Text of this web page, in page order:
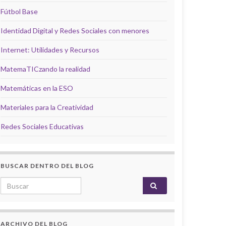
Fútbol Base
Identidad Digital y Redes Sociales con menores
Internet: Utilidades y Recursos
MatemaTICzando la realidad
Matemáticas en la ESO
Materiales para la Creatividad
Redes Sociales Educativas
BUSCAR DENTRO DEL BLOG
Search for:
ARCHIVO DEL BLOG